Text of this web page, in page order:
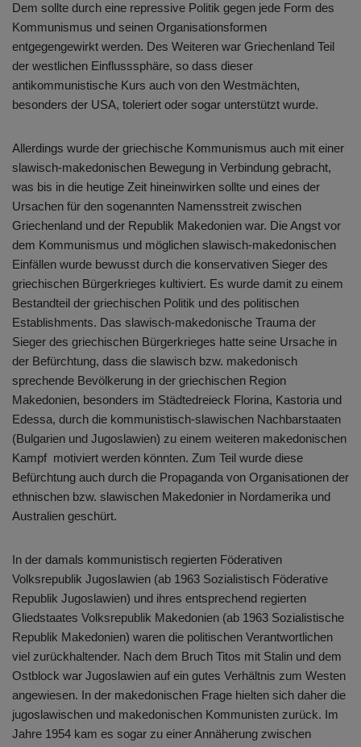
Dem sollte durch eine repressive Politik gegen jede Form des
Kommunismus und seinen Organisationsformen
entgegengewirkt werden. Des Weiteren war Griechenland Teil
der westlichen Einflusssphäre, so dass dieser
antikommunistische Kurs auch von den Westmächten,
besonders der USA, toleriert oder sogar unterstützt wurde.
Allerdings wurde der griechische Kommunismus auch mit einer
slawisch-makedonischen Bewegung in Verbindung gebracht,
was bis in die heutige Zeit hineinwirken sollte und eines der
Ursachen für den sogenannten Namensstreit zwischen
Griechenland und der Republik Makedonien war. Die Angst vor
dem Kommunismus und möglichen slawisch-makedonischen
Einfällen wurde bewusst durch die konservativen Sieger des
griechischen Bürgerkrieges kultiviert. Es wurde damit zu einem
Bestandteil der griechischen Politik und des politischen
Establishments. Das slawisch-makedonische Trauma der
Sieger des griechischen Bürgerkrieges hatte seine Ursache in
der Befürchtung, dass die slawisch bzw. makedonisch
sprechende Bevölkerung in der griechischen Region
Makedonien, besonders im Städtedreieck Florina, Kastoria und
Edessa, durch die kommunistisch-slawischen Nachbarstaaten
(Bulgarien und Jugoslawien) zu einem weiteren makedonischen
Kampf motiviert werden könnten. Zum Teil wurde diese
Befürchtung auch durch die Propaganda von Organisationen der
ethnischen bzw. slawischen Makedonier in Nordamerika und
Australien geschürt.
In der damals kommunistisch regierten Föderativen
Volksrepublik Jugoslawien (ab 1963 Sozialistisch Föderative
Republik Jugoslawien) und ihres entsprechend regierten
Gliedstaates Volksrepublik Makedonien (ab 1963 Sozialistische
Republik Makedonien) waren die politischen Verantwortlichen
viel zurückhaltender. Nach dem Bruch Titos mit Stalin und dem
Ostblock war Jugoslawien auf ein gutes Verhältnis zum Westen
angewiesen. In der makedonischen Frage hielten sich daher die
jugoslawischen und makedonischen Kommunisten zurück. Im
Jahre 1954 kam es sogar zu einer Annäherung zwischen